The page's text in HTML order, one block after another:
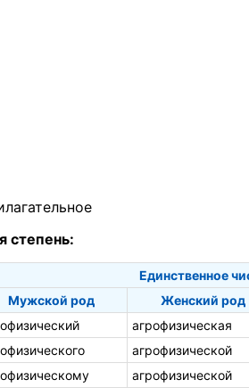
степень:
Единственное
Мужской род
Женский род
агрофизическая
агрофизической
агрофизической